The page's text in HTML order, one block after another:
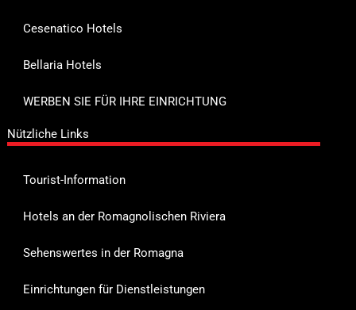
Cesenatico Hotels
Bellaria Hotels
WERBEN SIE FÜR IHRE EINRICHTUNG
Nützliche Links
Tourist-Information
Hotels an der Romagnolischen Riviera
Sehenswertes in der Romagna
Einrichtungen für Dienstleistungen